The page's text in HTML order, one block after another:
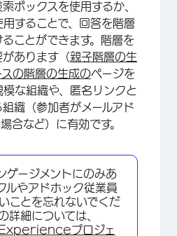
ボックスを使用するか、
することで、回答を階層
ことができます。階層を
あります（親子階層の生
スの階層の生成のページを
な組織や、匿名リンクと
織（参加者がメールアド
合など）に有効です。
ゲージメントにのみあ
ルやアドホック従業員
ことを忘れないでくだ
詳細については、
プロジェ